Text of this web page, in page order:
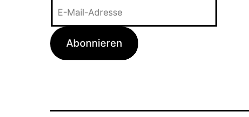
Adresse
Abonnieren